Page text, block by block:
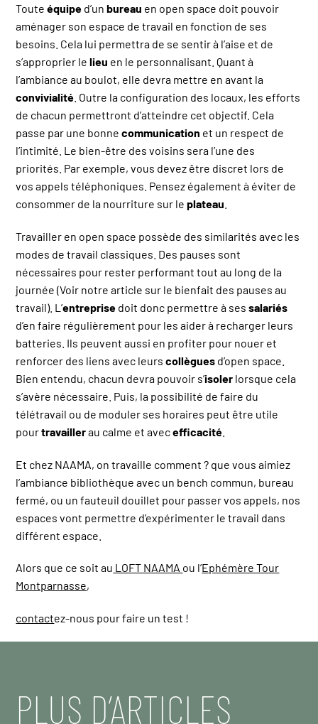
Touteéquipe d’unbureau en open space doit pouvoir
aménager son espace de travail en fonction de ses
besoins. Cela lui permettra de se sentir à l’aise et de
s’approprier lelieu en le personnalisant. Quant à
l’ambiance au boulot, elle devra mettre en avant la
convivialité . Outre la configuration des locaux, les efforts
de chacun permettront d’atteindre cet objectif. Cela
passe par une bonnecommunication et un respect de
l’intimité. Le bien-être des voisins sera l’une des
priorités. Par exemple, vous devez être discret lors de
vos appels téléphoniques. Pensez également à éviter de
consommer de la nourriture sur leplateau
Travailler en open space possède des similarités avec les
modes de travail classiques. Des pauses sont
nécessaires pour rester performant tout au long de la
journée (Voir notre article sur le bienfait des pauses au
travail). L’entreprise doit donc permettre à sessalariés
d’en faire régulièrement pour les aider à recharger leurs
batteries. Ils peuvent aussi en profiter pour nouer et
renforcer des liens avec leurscollègues d’open space.
Bien entendu, chacun devra pouvoir s’isoler lorsque cela
s’avère nécessaire. Puis, la possibilité de faire du
télétravail ou de moduler ses horaires peut être utile
pourtravaillerau calme et avecefficacité
Et chez NAAMA, on travaille comment ? que vous aimiez
l’ambiance bibliothèque avec un bench commun, bureau
fermé, ou un fauteuil douillet pour passer vos appels, nos
espaces vont permettre d’expérimenter le travail dans
différent espace.
Alors que ce soit au LOFT NAAMA ou l’Ephémère Tour
Montparnasse,
contactez-nous pour faire un test !
PLUS D’ARTICLES